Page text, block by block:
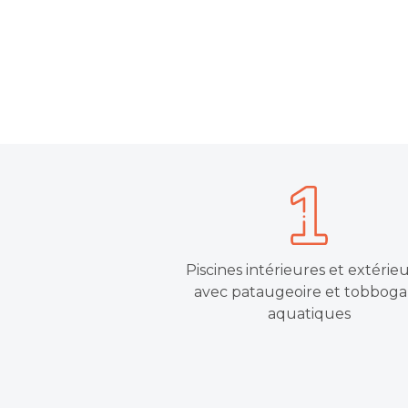
Piscines intérieures et
avec pataugeoire et
aquatiques